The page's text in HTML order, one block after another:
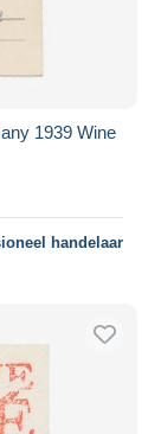
1939 Wine
handelaar